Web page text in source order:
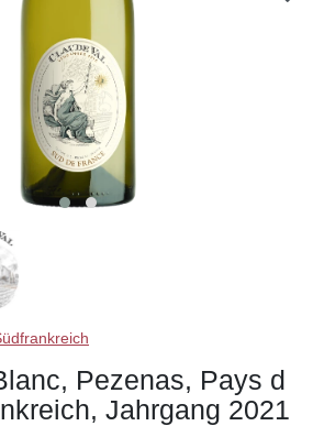
Pezenas, Pays d
Jahrgang 2021